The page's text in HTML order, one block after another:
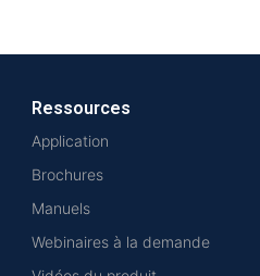
Ressources
Application
Brochures
Manuels
Webinaires à la demande